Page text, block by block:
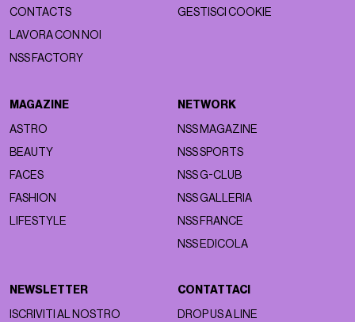
CONTACTS
LAVORA CON NOI
NSS FACTORY
GESTISCI COOKIE
MAGAZINE
ASTRO
BEAUTY
FACES
FASHION
LIFESTYLE
NETWORK
NSS MAGAZINE
NSS SPORTS
NSS G-CLUB
NSS GALLERIA
NSS FRANCE
NSS EDICOLA
NEWSLETTER
ISCRIVITI AL NOSTRO
CONTATTACI
DROP US A LINE